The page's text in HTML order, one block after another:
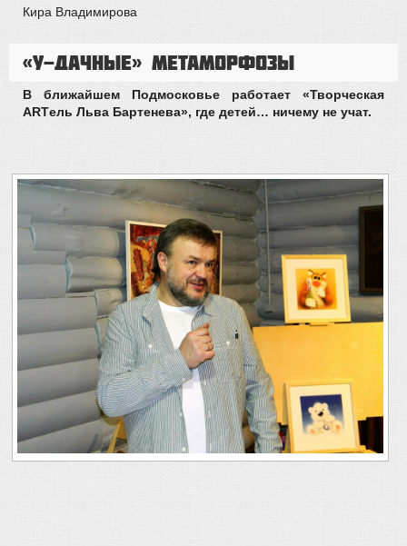
Кира Владимирова
«У-Дачные» метаморфозы
В ближайшем Подмосковье работает «Творческая
ARTель Льва Бартенева», где детей… ничему не учат.